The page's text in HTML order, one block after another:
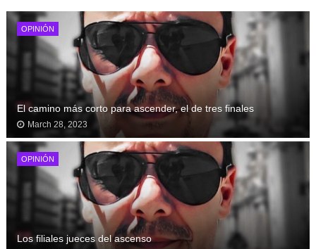
OPINIÓN
El camino más corto para ascender, el de tres finales
March 28, 2023
OPINIÓN
Los filiales jueces del ascenso